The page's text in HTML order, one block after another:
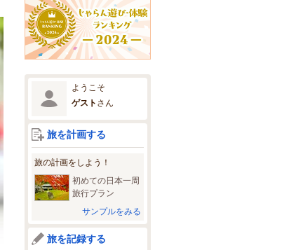
ようこそ
ゲスト さん
旅を計画する
旅の計画をしよう！
初めての日本一周
旅行プラン
サンプルをみる
旅を記録する